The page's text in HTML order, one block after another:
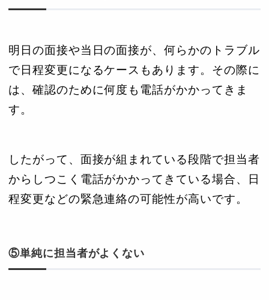
明日の面接や当日の面接が、何らかのトラブル
で日程変更になるケースもあります。その際に
は、確認のために何度も電話がかかってきま
す。
したがって、面接が組まれている段階で担当者
からしつこく電話がかかってきている場合、日
程変更などの緊急連絡の可能性が高いです。
⑤単純に担当者がよくない